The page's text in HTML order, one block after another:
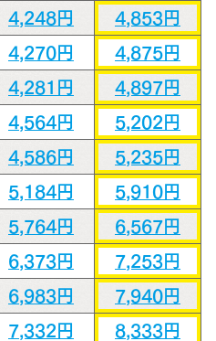
4,248円 4,853円
4,270円 4,875円
4,281円 4,897円
4,564円 5,202円
4,586円 5,235円
5,184円 5,910円
5,764円 6,567円
6,373円 7,253円
6,983円 7,940円
7,332円 8,333円